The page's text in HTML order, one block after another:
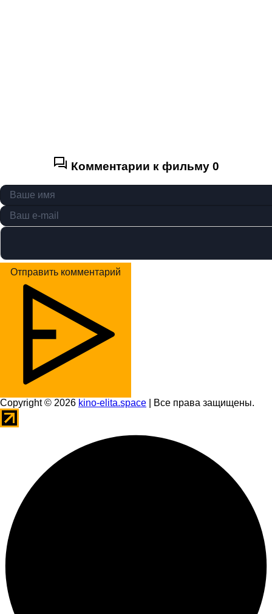
Комментарии к фильму 0
Отправить комментарий
Copyright © 2026 kino-elita.space | Все права защищены.